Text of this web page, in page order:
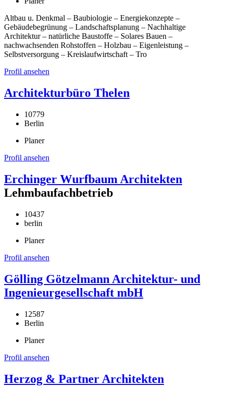
Altbau u. Denkmal – Baubiologie – Energiekonzepte –
Gebäudebegrünung – Landschaftsplanung – Nachhaltige
Architektur – natürliche Baustoffe – Solares Bauen –
nachwachsenden Rohstoffen – Holzbau – Eigenleistung –
Selbstversorgung – Kreislaufwirtschaft – Tro
Profil ansehen
Architekturbüro Thelen
10779
Berlin
Planer
Profil ansehen
Erchinger Wurfbaum Architekten
Lehmbaufachbetrieb
10437
berlin
Planer
Profil ansehen
Gölling Götzelmann Architektur- und
Ingenieurgesellschaft mbH
12587
Berlin
Planer
Profil ansehen
Herzog & Partner Architekten